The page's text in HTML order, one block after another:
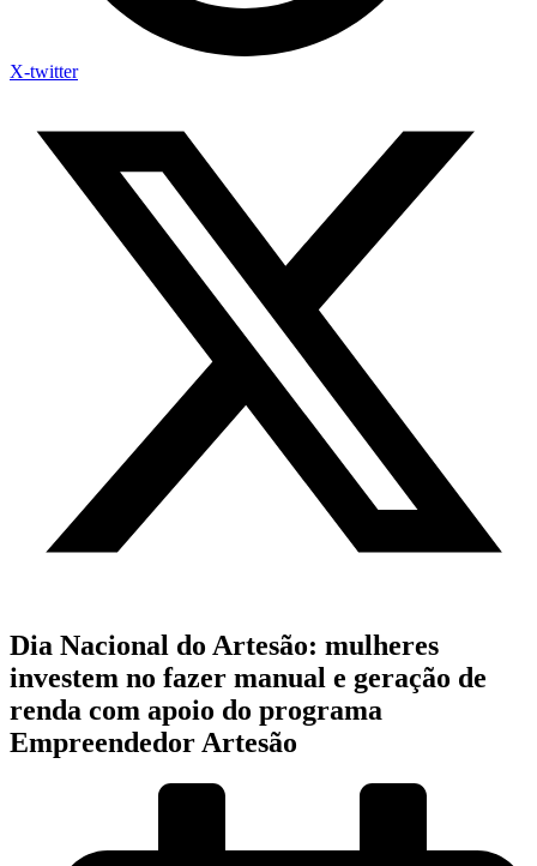
X-twitter
Dia Nacional do Artesão: mulheres
investem no fazer manual e geração de
renda com apoio do programa
Empreendedor Artesão